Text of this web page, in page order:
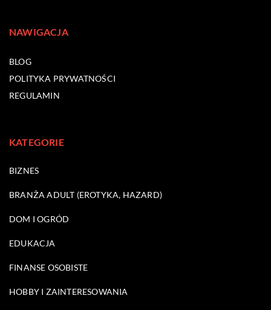
NAWIGACJA
BLOG
POLITYKA PRYWATNOŚCI
REGULAMIN
KATEGORIE
BIZNES
BRANŻA ADULT (EROTYKA, HAZARD)
DOM I OGRÓD
EDUKACJA
FINANSE OSOBISTE
HOBBY I ZAINTERESOWANIA